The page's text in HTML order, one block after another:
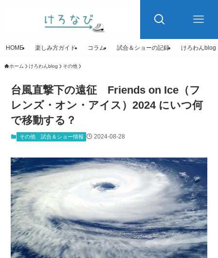
HOME 楽しみ方ガイド コラム 試合＆ショーの記録 けろわんblog
ホーム けろわんblog その他
台風直撃下の遠征 Friends on Ice（フ
レンズ・オン・アイス）2024 にいつ何
で移動する？
その他 試合＆ショー情報 2024-08-28